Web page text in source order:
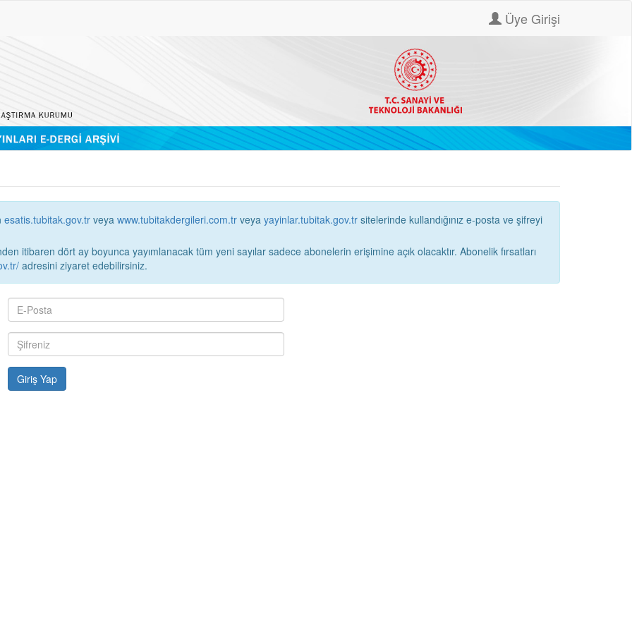
Üye Girişi
esatis.tubitak.gov.tr veya www.tubitakdergileri.com.tr veya yayinlar.tubitak.gov.tr
itibaren dört ay boyunca yayımlanacak tüm yeni sayılar sadece abonelerin erişimine açık olacaktır. Abonelik fırsatları
adresini ziyaret edebilirsiniz.